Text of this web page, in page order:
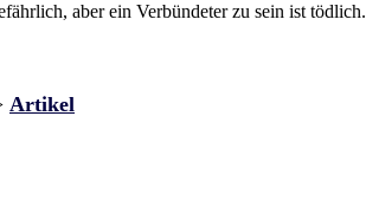
aber ein Verbündeter zu sein ist tödlich.
Artikel